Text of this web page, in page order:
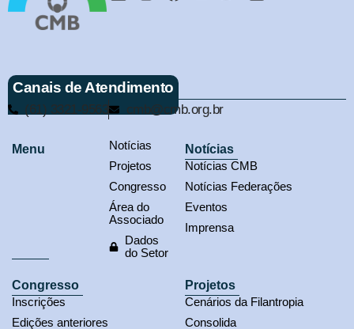
Canais de Atendimento
(61) 3321-9563 cmb@cmb.org.br
Menu
Notícias
Projetos
Congresso
Área do
Associado
Dados
do Setor
Notícias
Notícias CMB
Notícias Federações
Eventos
Imprensa
Congresso
Inscrições
Edições anteriores
Projetos
Cenários da Filantropia
Consolida